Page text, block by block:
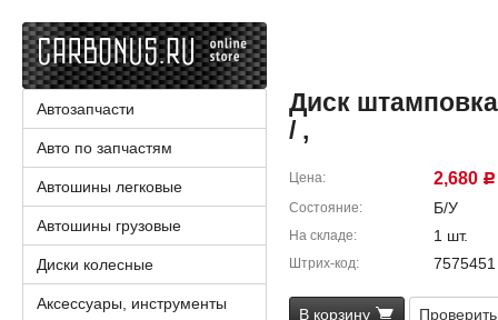
Диск
/ ,
Цена 2,680 Р
Состояние Б/У
На складе 1 шт.
Штрих-код 7575451
В корзину
Автозапчасти
Авто по запчастям
Автошины легковые
Автошины грузовые
Диски колесные
Аксессуары, инструменты